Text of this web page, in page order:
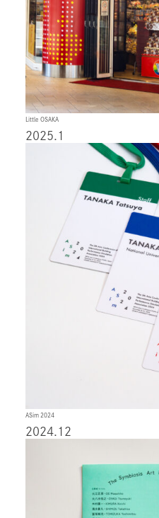
Little OSAKA
2025.1
ASim 2024
2024.12